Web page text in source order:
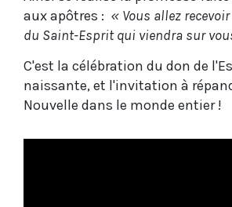
aux apôtres : « Vous allez
du Saint-Esprit qui viendra sur
C'est la célébration du don de
naissante, et l'invitation à
Nouvelle dans le monde entier !